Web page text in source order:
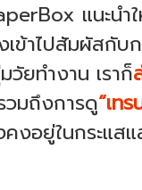
แนะน
าไปสัมผัสกับ
ยทำงาน เราก็
วมถึงการดู“เท
งอยู่ในกระแส